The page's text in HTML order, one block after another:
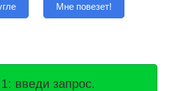
Мне повезет!
введи запрос.